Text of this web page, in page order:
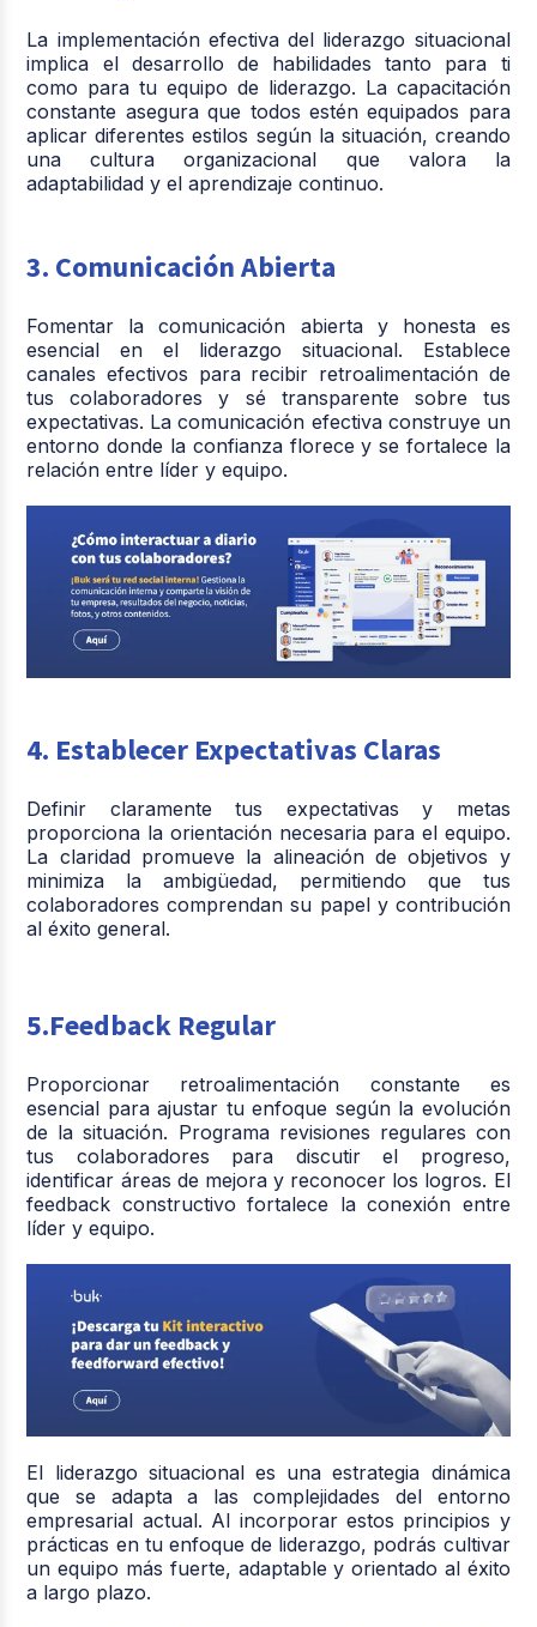
La implementación efectiva del liderazgo situacional
implica el desarrollo de habilidades tanto para ti
como para tu equipo de liderazgo. La capacitación
constante asegura que todos estén equipados para
aplicar diferentes estilos según la situación, creando
una cultura organizacional que valora la
adaptabilidad y el aprendizaje continuo.
3. Comunicación Abierta
Fomentar la comunicación abierta y honesta es
esencial en el liderazgo situacional. Establece
canales efectivos para recibir retroalimentación de
tus colaboradores y sé transparente sobre tus
expectativas. La comunicación efectiva construye un
entorno donde la confianza florece y se fortalece la
relación entre líder y equipo.
4. Establecer Expectativas Claras
Definir claramente tus expectativas y metas
proporciona la orientación necesaria para el equipo.
La claridad promueve la alineación de objetivos y
minimiza la ambigüedad, permitiendo que tus
colaboradores comprendan su papel y contribución
al éxito general.
5.Feedback Regular
Proporcionar retroalimentación constante es
esencial para ajustar tu enfoque según la evolución
de la situación. Programa revisiones regulares con
tus colaboradores para discutir el progreso,
identificar áreas de mejora y reconocer los logros. El
feedback constructivo fortalece la conexión entre
líder y equipo.
El liderazgo situacional es una estrategia dinámica
que se adapta a las complejidades del entorno
empresarial actual. Al incorporar estos principios y
prácticas en tu enfoque de liderazgo, podrás cultivar
un equipo más fuerte, adaptable y orientado al éxito
a largo plazo.